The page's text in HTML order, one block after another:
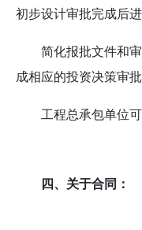
初步设计审批完成后
简化报批文件和
成相应的投资决策审
工程总承包单位
四、关于合同：